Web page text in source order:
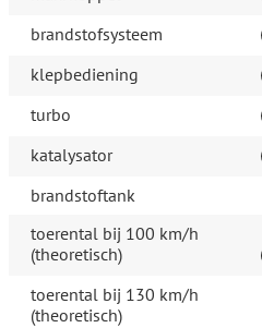
brandstofsysteem
klepbediening
turbo
katalysator
brandstoftank
toerental bij 100 km/h
(theoretisch)
toerental bij 130 km/h
(theoretisch)